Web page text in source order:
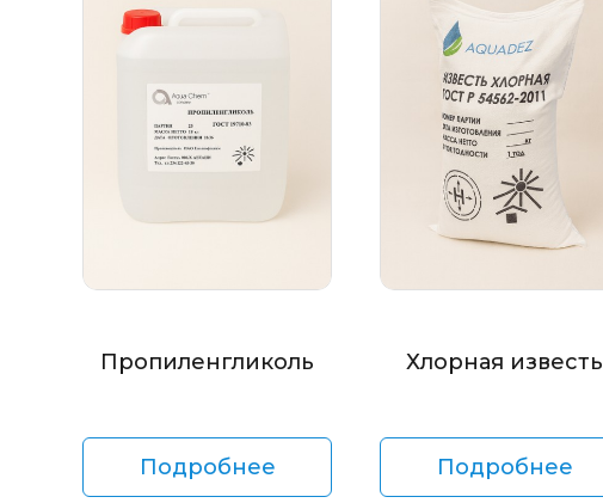
Пропиленгликоль
Подробнее
Хлорная известь
Подробнее